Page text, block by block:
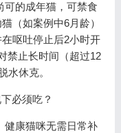
可的成年猫，可禁食
（如案例中6月龄）
呕吐停止后2小时开
禁止长时间（超过12
水休克。
必须吃？
健康猫咪无需日常补